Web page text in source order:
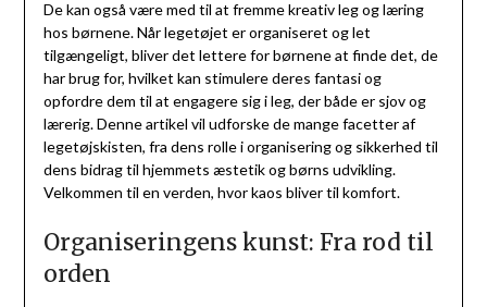
De kan også være med til at fremme kreativ leg og læring
hos børnene. Når legetøjet er organiseret og let
tilgængeligt, bliver det lettere for børnene at finde det, de
har brug for, hvilket kan stimulere deres fantasi og
opfordre dem til at engagere sig i leg, der både er sjov og
lærerig. Denne artikel vil udforske de mange facetter af
legetøjskisten, fra dens rolle i organisering og sikkerhed til
dens bidrag til hjemmets æstetik og børns udvikling.
Velkommen til en verden, hvor kaos bliver til komfort.
Organiseringens kunst: Fra rod til
orden